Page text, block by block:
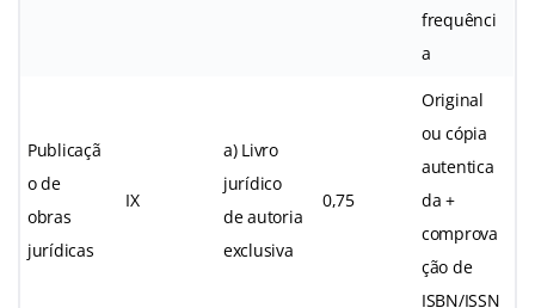
frequênci
a
Publicaçã
o de
obras
jurídicas
IX
a) Livro
jurídico
de autoria
exclusiva
0,75
Original
ou cópia
autentica
da +
comprova
ção de
ISBN/ISSN